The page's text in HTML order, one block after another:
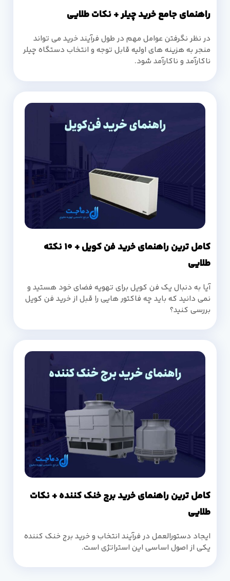
راهنمای جامع خرید چیلر + نکات طلایی
در نظر نگرفتن عوامل مهم در طول فرآیند خرید می تواند
منجر به هزینه های اولیه قابل توجه و انتخاب دستگاه چیلر
ناکارآمد و ناکارآمد شود.
کامل ترین راهنمای خرید فن کویل + 10 نکته
طلایی
آیا به دنبال یک فن کویل برای تهویه فضای خود هستید و
نمی دانید که باید چه فاکتور هایی را قبل از خرید فن کویل
بررسی کنید؟
کامل ترین راهنمای خرید برج خنک کننده + نکات
طلایی
ایجاد دستورالعمل در فرآیند انتخاب و خرید برج خنک کننده
یکی از اصول اساسی این استراتژی است.